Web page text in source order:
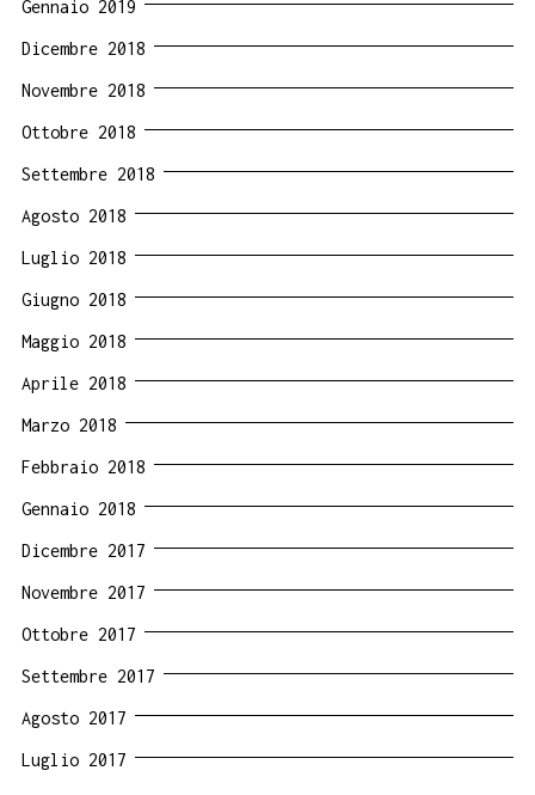
Gennaio 2019
Dicembre 2018
Novembre 2018
Ottobre 2018
Settembre 2018
Agosto 2018
Luglio 2018
Giugno 2018
Maggio 2018
Aprile 2018
Marzo 2018
Febbraio 2018
Gennaio 2018
Dicembre 2017
Novembre 2017
Ottobre 2017
Settembre 2017
Agosto 2017
Luglio 2017